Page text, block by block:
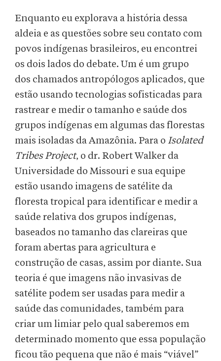
Enquanto eu explorava a história dessa
aldeia e as questões sobre seu contato com
povos indígenas brasileiros, eu encontrei
os dois lados do debate. Um é um grupo
dos chamados antropólogos aplicados, que
estão usando tecnologias sofisticadas para
rastrear e medir o tamanho e saúde dos
grupos indígenas em algumas das florestas
mais isoladas da Amazônia. Para o Isolated
Tribes Project, o dr. Robert Walker da
Universidade do Missouri e sua equipe
estão usando imagens de satélite da
floresta tropical para identificar e medir a
saúde relativa dos grupos indígenas,
baseados no tamanho das clareiras que
foram abertas para agricultura e
construção de casas, assim por diante. Sua
teoria é que imagens não invasivas de
satélite podem ser usadas para medir a
saúde das comunidades, também para
criar um limiar pelo qual saberemos em
determinado momento que essa população
ficou tão pequena que não é mais “viável”